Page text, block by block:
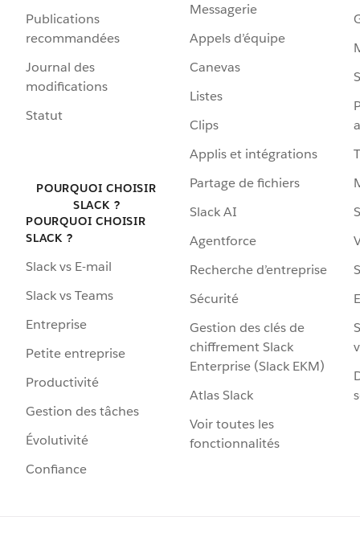
Publications
recommandées
Journal des
modifications
Statut
POURQUOI CHOISIR
SLACK ?
POURQUOI CHOISIR
SLACK ?
Slack vs E-mail
Slack vs Teams
Entreprise
Petite entreprise
Productivité
Gestion des tâches
Évolutivité
Confiance
Messagerie
Appels d’équipe
Canevas
Listes
Clips
Applis et intégrations
Partage de fichiers
Slack AI
Agentforce
Recherche d’entreprise
Sécurité
Gestion des clés de
chiffrement Slack
Enterprise (Slack EKM)
Atlas Slack
Voir toutes les
fonctionnalités